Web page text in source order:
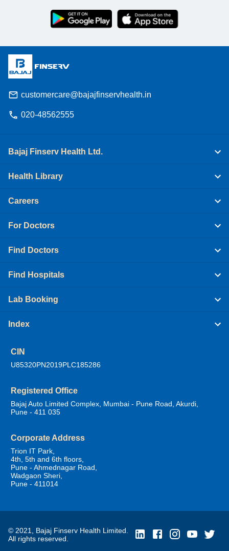
customercare@bajajfinservhealth.in
020-48562555
Bajaj Finserv Health Ltd.
Health Library
Careers
For Doctors
Find Doctors
Find Hospitals
Lab Booking
Index
CIN
U85320PN2019PLC185286
Registered Office
Bajaj Auto Limited Complex, Mumbai - Pune Road, Akurdi,
Pune - 411 035
Corporate Address
Trion IT Park,
4th, 5th and 6th floors,
Pune - Ahmednagar Road,
Wadgaon Sheri,
Pune - 411014
© 2021, Bajaj Finserv Health Limited.
All rights reserved.